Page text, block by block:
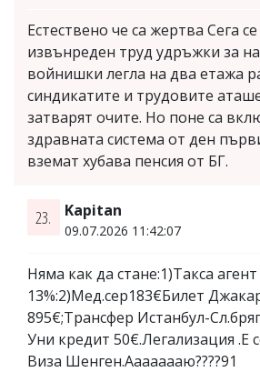
Естествено че са жертва Сега
извънреден труд удръжки за
войнишки легла на два етажа
синдикатите и трудовите
затварят очите. Но поне са
здравната система от ден
вземат хубава пенсия от БГ.
23. Kapitan
09.07.2026 11:42:07
Няма как да стане:1)Такса агент
13%:2)Мед.сер183€Билет
895€;Трансфер Истанбул-
Уни кредит 50€.Легализация .Е
Виза Шенген.Аааааааю????91